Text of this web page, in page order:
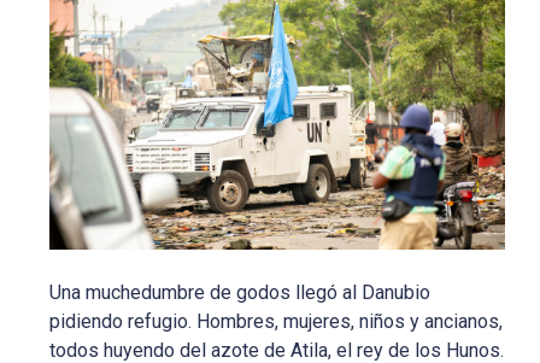
Una muchedumbre de godos llegó al Danubio
pidiendo refugio. Hombres, mujeres, niños y ancianos,
todos huyendo del azote de Atila, el rey de los Hunos.